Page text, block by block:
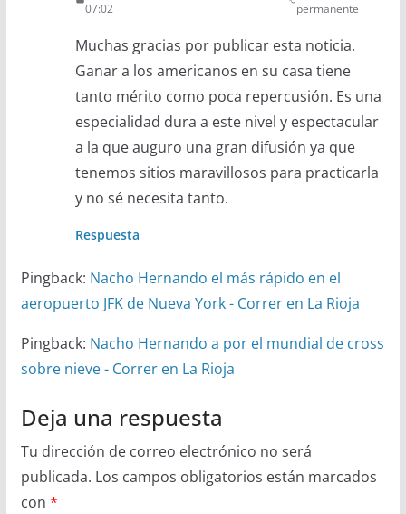
07:02
permanente
Muchas gracias por publicar esta noticia.
Ganar a los americanos en su casa tiene
tanto mérito como poca repercusión. Es una
especialidad dura a este nivel y espectacular
a la que auguro una gran difusión ya que
tenemos sitios maravillosos para practicarla
y no sé necesita tanto.
Respuesta
Pingback: Nacho Hernando el más rápido en el
aeropuerto JFK de Nueva York - Correr en La Rioja
Pingback: Nacho Hernando a por el mundial de cross
sobre nieve - Correr en La Rioja
Deja una respuesta
Tu dirección de correo electrónico no será
publicada. Los campos obligatorios están marcados
con *